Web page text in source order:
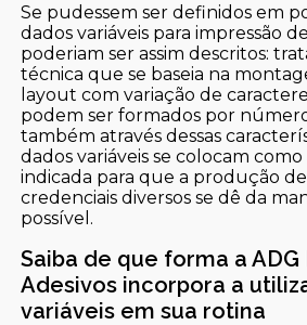
Se pudessem ser definidos em
dados variáveis para impressão
poderiam ser assim descritos:
técnica que se baseia na
layout com variação de
podem ser formados por
também através dessas
dados variáveis se colocam
indicada para que a produção
credenciais diversos se dê da
possível.
Saiba de que forma a
Adesivos incorpora a
variáveis em sua rotina